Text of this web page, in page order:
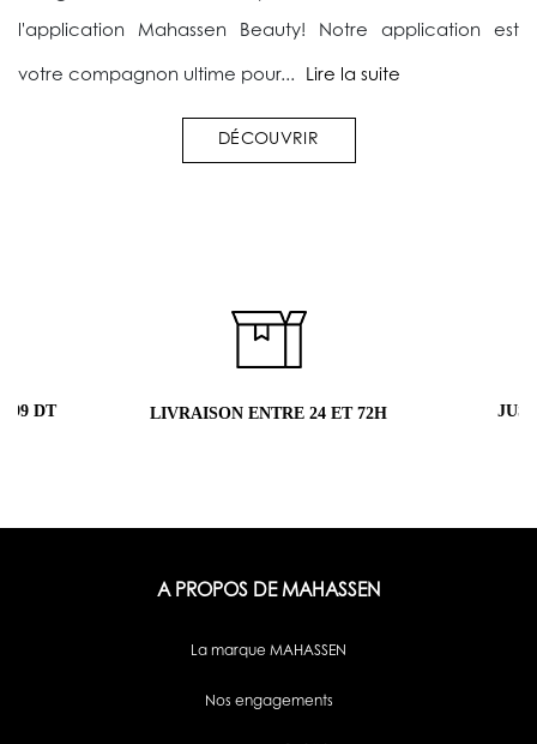
l'application Mahassen Beauty! Notre application est
votre compagnon ultime pour... Lire la suite
DÉCOUVRIR
99 DT LIVRAISON ENTRE 24 ET 72H
A PROPOS DE MAHASSEN
La marque MAHASSEN
Nos engagements